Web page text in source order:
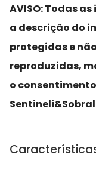
AVISO: Todas
a descrição do
protegidas e
reproduzidas,
o